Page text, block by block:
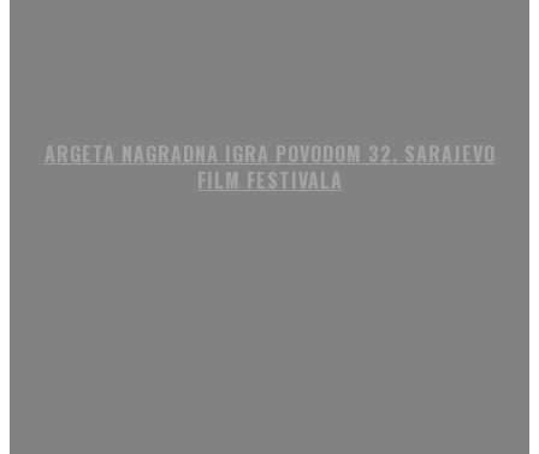
ARGETA NAGRADNA IGRA POVODOM 32. SARAJEVO
FILM FESTIVALA